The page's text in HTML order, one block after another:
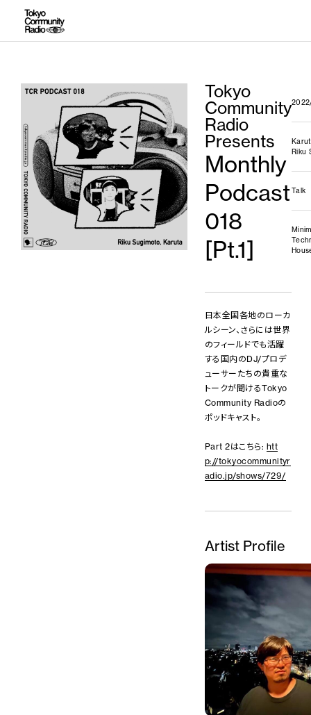
Tokyo
Community
Radio
Presents
Monthly
Podcast
018
[Pt.1]
日本全国各地のローカ
ルシーン、さらには世界
のフィールドでも活躍
する国内のDJ/プロデ
ューサーたちの貴重な
トークが聞けるTokyo
Community Radioの
ポッドキャスト。
Part 2はこちら: htt
p://tokyocommunityr
adio.jp/shows/729/
Artist Profile
Riku
Talk